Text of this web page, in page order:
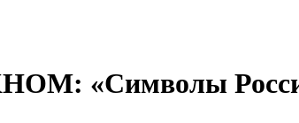
«Символы